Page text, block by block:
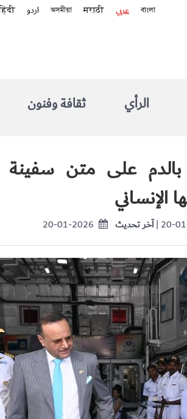
اردو অসমীয়া मराठी عربي বাংলা
ثقافة وفنون الرأي
بالدم على متن
الإنساني
20-01-2026 آخر تحديث| 20-